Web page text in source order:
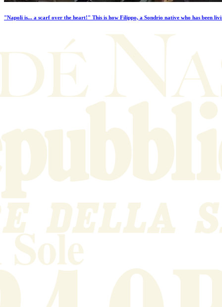
"Napoli is... a scarf over the heart!" This is how Filippo, a Sondrio native who has been